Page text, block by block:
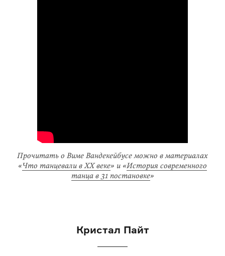
Прочитать о Виме Вандекейбусе можно в материалах
«Что танцевали в XX веке» и «История современного
танца в 31 постановке»
Кристал Пайт